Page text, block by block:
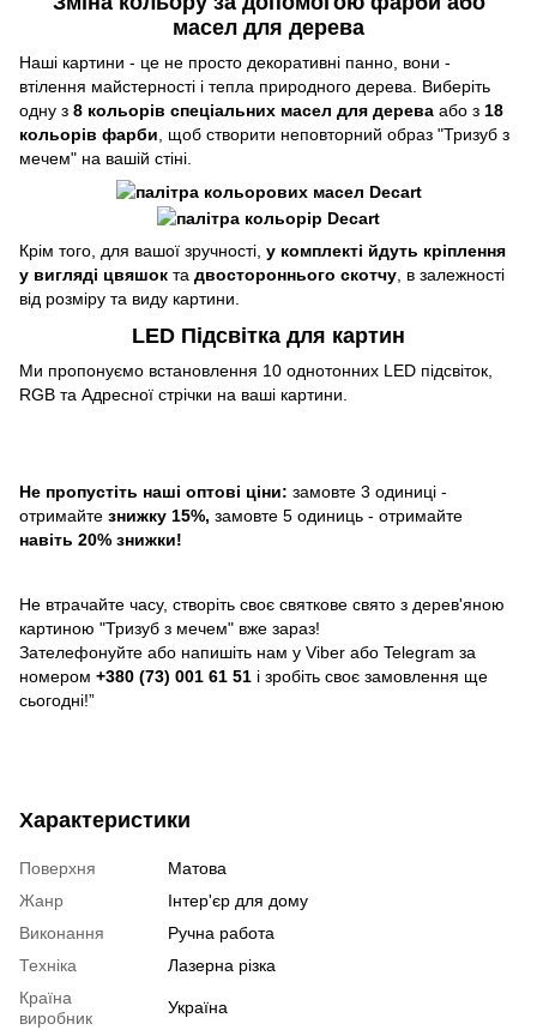
масел для дерева
Наші картини - це не просто декоративні панно, вони -
втілення майстерності і тепла природного дерева. Виберіть
одну з 8 кольорів спеціальних масел для дерева або з 18
кольорів фарби , щоб створити неповторний образ "Тризуб з
мечем" на вашій стіні.
Крім того, для вашої зручності, у комплекті йдуть кріплення
у вигляді цвяшок та двостороннього скотчу , в залежності
від розміру та виду картини.
LED Підсвітка для картин
Ми пропонуємо встановлення 10 однотонних LED підсвіток,
RGB та Адресної стрічки на ваші картини.
Не пропустіть наші оптові ціни: замовте 3 одиниці -
отримайте знижку 15%, замовте 5 одиниць - отримайте
навіть 20% знижки!
Не втрачайте часу, створіть своє святкове свято з дерев'яною
картиною "Тризуб з мечем" вже зараз!
Зателефонуйте або напишіть нам у Viber або Telegram за
номером +380 (73) 001 61 51 і зробіть своє замовлення ще
сьогодні!”
Характеристики
Поверхня
Матова
Жанр
Інтер'єр для дому
Виконання
Ручна работа
Техніка
Лазерна різка
Країна
виробник
Україна